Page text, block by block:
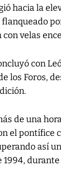
hacia la
flanqueado
velas
con
los Foros,
de una
el pontífice
así
1994,